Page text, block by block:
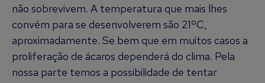
não sobrevivem. A temperatura que mais lhes
convém para se desenvolverem são 21ºC,
aproximadamente. Se bem que em muitos casos a
proliferação de ácaros dependerá do clima. Pela
nossa parte temos a possibilidade de tentar